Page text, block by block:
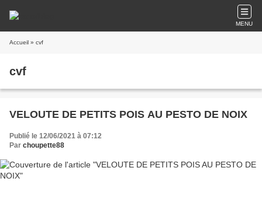
MENU
Accueil » cvf
cvf
VELOUTE DE PETITS POIS AU PESTO DE NOIX
Publié le 12/06/2021 à 07:12
Par choupette88